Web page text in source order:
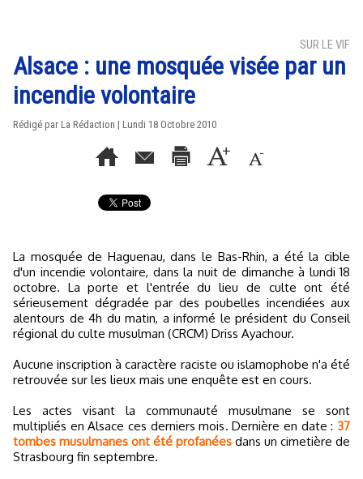
SUR LE VIF
Alsace : une mosquée visée par un
incendie volontaire
Rédigé par La Rédaction | Lundi 18 Octobre 2010
La mosquée de Haguenau, dans le Bas-Rhin, a été la cible
d'un incendie volontaire, dans la nuit de dimanche à lundi 18
octobre. La porte et l'entrée du lieu de culte ont été
sérieusement dégradée par des poubelles incendiées aux
alentours de 4h du matin, a informé le président du Conseil
régional du culte musulman (CRCM) Driss Ayachour.
Aucune inscription à caractère raciste ou islamophobe n'a été
retrouvée sur les lieux mais une enquête est en cours.
Les actes visant la communauté musulmane se sont
multipliés en Alsace ces derniers mois. Dernière en date : 37
tombes musulmanes ont été profanées dans un cimetière de
Strasbourg fin septembre.